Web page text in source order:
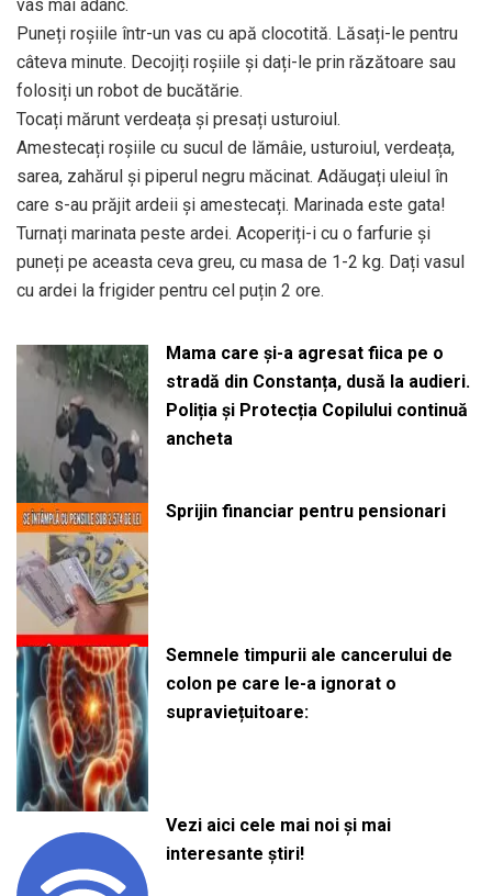
vas mai adânc.
Puneți roșiile într-un vas cu apă clocotită. Lăsați-le pentru
câteva minute. Decojiți roșiile și dați-le prin răzătoare sau
folosiți un robot de bucătărie.
Tocați mărunt verdeața și presați usturoiul.
Amestecați roșiile cu sucul de lămâie, usturoiul, verdeața,
sarea, zahărul și piperul negru măcinat. Adăugați uleiul în
care s-au prăjit ardeii și amestecați. Marinada este gata!
Turnați marinata peste ardei. Acoperiți-i cu o farfurie și
puneți pe aceasta ceva greu, cu masa de 1-2 kg. Dați vasul
cu ardei la frigider pentru cel puțin 2 ore.
Mama care și-a agresat fiica pe o
stradă din Constanța, dusă la audieri.
Poliția și Protecția Copilului continuă
ancheta
Sprijin financiar pentru pensionari
Semnele timpurii ale cancerului de
colon pe care le-a ignorat o
supraviețuitoare:
Vezi aici cele mai noi și mai
interesante știri!